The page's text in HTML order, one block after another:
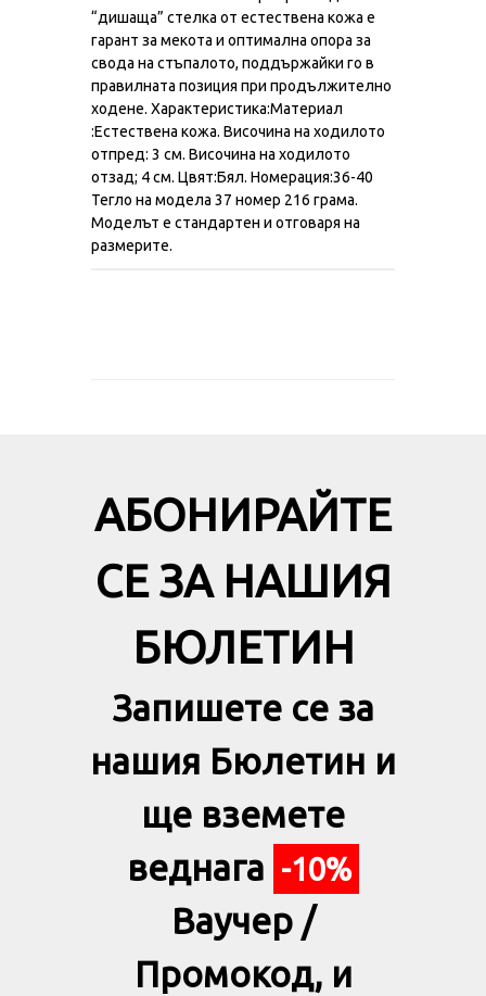
“дишаща” стелка от естествена кожа е
гарант за мекота и оптимална опора за
свода на стъпалото, поддържайки го в
правилната позиция при продължително
ходене. Характеристика:Материал
:Естествена кожа. Височина на ходилото
отпред: 3 см. Височина на ходилото
отзад; 4 см. Цвят:Бял. Номерация:36-40
Тегло на модела 37 номер 216 грама.
Моделът е стандартен и отговаря на
размерите.
АБОНИРАЙТЕ
СЕ ЗА НАШИЯ
БЮЛЕТИН
Запишете се за
нашия Бюлетин и
ще вземете
веднага -10%
Ваучер /
Промокод, и